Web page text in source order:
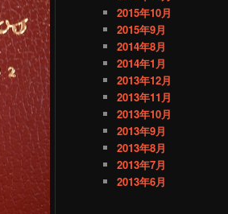
2015年10月
2015年9月
2014年8月
2014年1月
2013年12月
2013年11月
2013年10月
2013年9月
2013年8月
2013年7月
2013年6月